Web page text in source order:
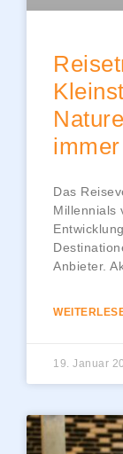
Das
Millennials
Anbieter.
19. Januar